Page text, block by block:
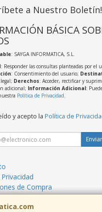
a Nuestro Boletín!
BÁSICA
: SAYGA INFORMATICA, S.L.
: Responder las consultas planteadas por el
: Consentimiento del usuario;
Derechos: Acceder, rectificar y
adicional; Información Adicional:
Política de Privacidad.
y acepto la Política de
Enviar
de Compra
Somos?